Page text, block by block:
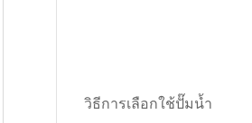
วิธีการเลือกใช้ปั๊มน้ำ